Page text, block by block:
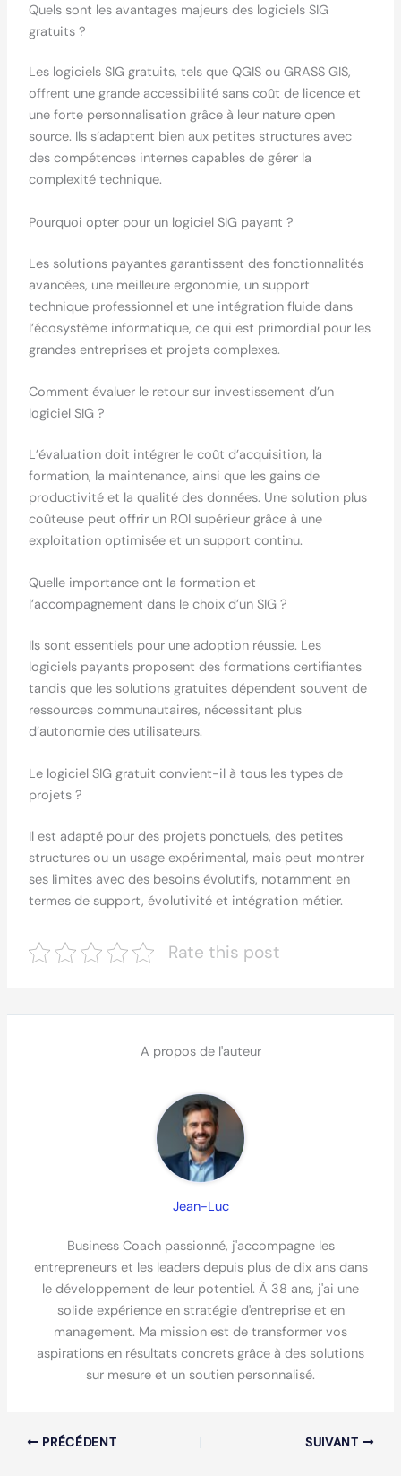
Quels sont les avantages majeurs des logiciels SIG
gratuits ?
Les logiciels SIG gratuits, tels que QGIS ou GRASS GIS,
offrent une grande accessibilité sans coût de licence et
une forte personnalisation grâce à leur nature open
source. Ils s’adaptent bien aux petites structures avec
des compétences internes capables de gérer la
complexité technique.
Pourquoi opter pour un logiciel SIG payant ?
Les solutions payantes garantissent des fonctionnalités
avancées, une meilleure ergonomie, un support
technique professionnel et une intégration fluide dans
l’écosystème informatique, ce qui est primordial pour les
grandes entreprises et projets complexes.
Comment évaluer le retour sur investissement d’un
logiciel SIG ?
L’évaluation doit intégrer le coût d’acquisition, la
formation, la maintenance, ainsi que les gains de
productivité et la qualité des données. Une solution plus
coûteuse peut offrir un ROI supérieur grâce à une
exploitation optimisée et un support continu.
Quelle importance ont la formation et
l’accompagnement dans le choix d’un SIG ?
Ils sont essentiels pour une adoption réussie. Les
logiciels payants proposent des formations certifiantes
tandis que les solutions gratuites dépendent souvent de
ressources communautaires, nécessitant plus
d’autonomie des utilisateurs.
Le logiciel SIG gratuit convient-il à tous les types de
projets ?
Il est adapté pour des projets ponctuels, des petites
structures ou un usage expérimental, mais peut montrer
ses limites avec des besoins évolutifs, notamment en
termes de support, évolutivité et intégration métier.
Rate this post
A propos de l'auteur
Jean-Luc
Business Coach passionné, j'accompagne les
entrepreneurs et les leaders depuis plus de dix ans dans
le développement de leur potentiel. À 38 ans, j'ai une
solide expérience en stratégie d'entreprise et en
management. Ma mission est de transformer vos
aspirations en résultats concrets grâce à des solutions
sur mesure et un soutien personnalisé.
PRÉCÉDENT SUIVANT